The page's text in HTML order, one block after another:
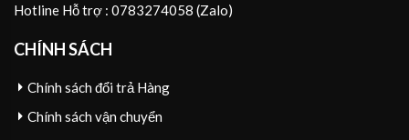
Hotline Hỗ trợ : 0783274058 (Zalo)
CHÍNH SÁCH
Chính sách đổi trả Hàng
Chính sách vận chuyển